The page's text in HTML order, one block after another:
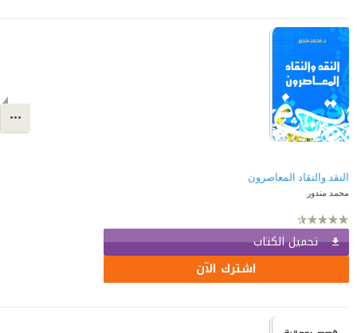
النقد والنقاد المعاصرون
محمد مندور
تحميل الكتاب
اشترك الآن